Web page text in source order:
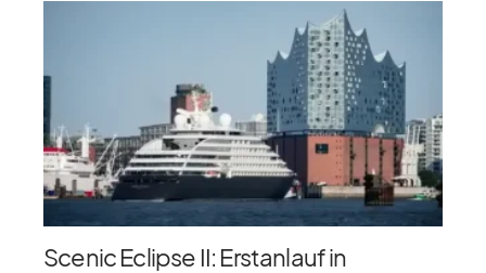
Scenic Eclipse II: Erstanlauf in